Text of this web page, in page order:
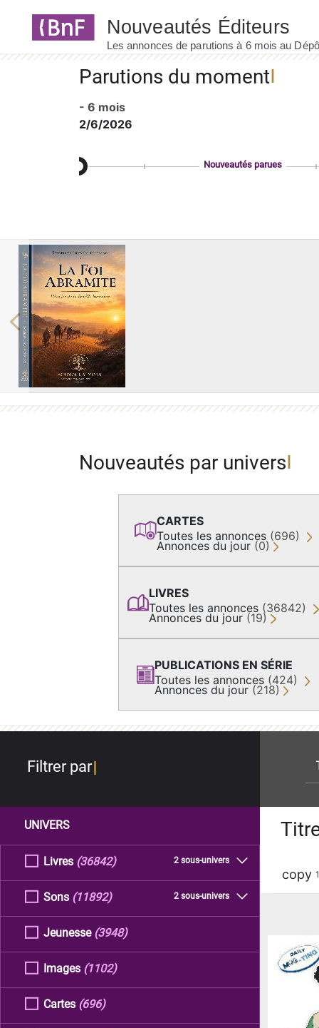
Parutions du moment
- 6 mois
2/6/2026
Nouveautés parues
Previous
Nouveautés par univers
CARTES
Toutes les annonces (696)
Annonces du jour (0)
LIVRES
Toutes les annonces (36842)
Annonces du jour (19)
PUBLICATIONS EN SÉRIE
Toutes les annonces (424)
Annonces du jour (218)
Filtrer par
UNIVERS
Livres 2 sous-univers
(36842)
Sons 2 sous-univers
(11892)
Jeunesse (3948)
Images (1102)
Cartes (696)
copy